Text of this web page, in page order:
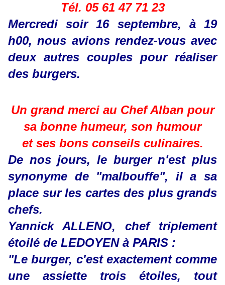
Tél. 05 61 47 71 23
Mercredi soir 16 septembre, à 19
h00, nous avions rendez-vous avec
deux autres couples pour réaliser
des burgers.
Un grand merci au Chef Alban pour
sa bonne humeur, son humour
et ses bons conseils culinaires.
De nos jours, le burger n'est plus
synonyme de "malbouffe", il a sa
place sur les cartes des plus grands
chefs.
Yannick ALLENO, chef triplement
étoilé de LEDOYEN à PARIS :
"Le burger, c'est exactement comme
une assiette trois étoiles, tout